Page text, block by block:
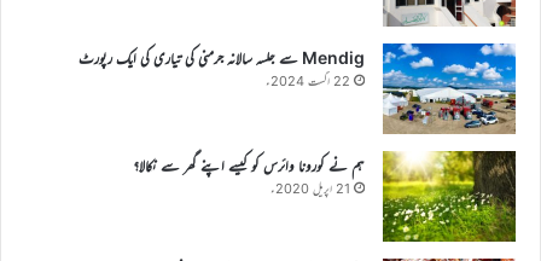
Mendig سے جلسہ سالانہ جرمنی کی تیاری کی ایک رپورٹ
22 اگست 2024ء
ہم نے کورونا وائرس کو کیسے اپنے گھر سے نکالا؟
21 اپریل 2020ء